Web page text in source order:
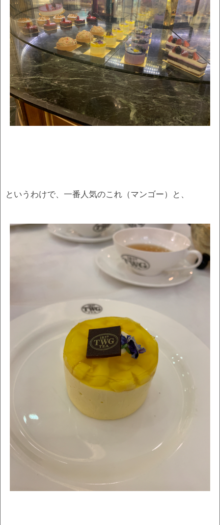
というわけで、一番人気のこれ（マンゴー）と、